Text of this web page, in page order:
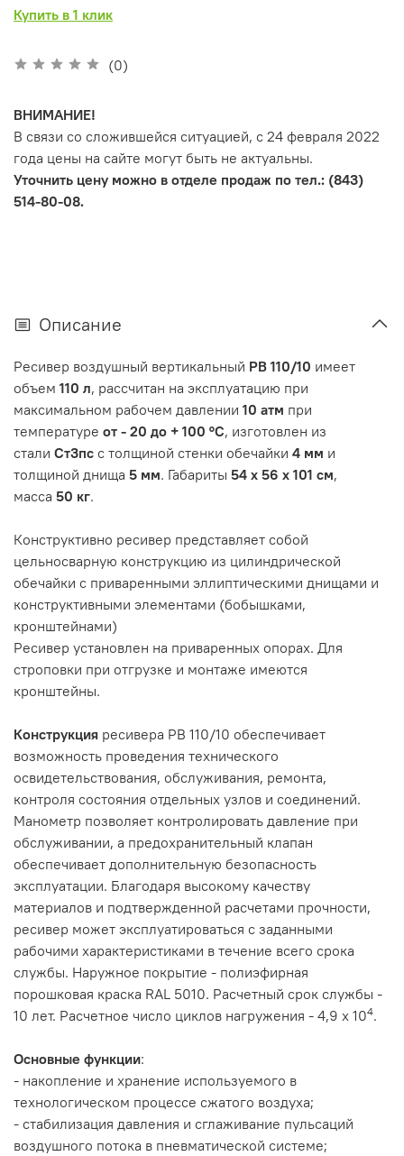
(0)
Купить в 1 клик
ВНИМАНИЕ!
В связи со сложившейся ситуацией, с 24 февраля 2022
года цены на сайте могут быть не актуальны.
Уточнить цену можно в отделе продаж по тел.: (843)
514-80-08.
Описание
Ресивер воздушный вертикальный РВ 110/10 имеет
объем 110 л, рассчитан на эксплуатацию при
максимальном рабочем давлении 10 атм при
температуре от - 20 до + 100 °C, изготовлен из
стали Ст3пс с толщиной стенки обечайки 4 мм и
толщиной днища 5 мм. Габариты 54 х 56 х 101 см,
масса 50 кг.
Конструктивно ресивер представляет собой
цельносварную конструкцию из цилиндрической
обечайки с приваренными эллиптическими днищами и
конструктивными элементами (бобышками,
кронштейнами)
Ресивер установлен на приваренных опорах. Для
строповки при отгрузке и монтаже имеются
кронштейны.
Конструкция ресивера РВ 110/10 обеспечивает
возможность проведения технического
освидетельствования, обслуживания, ремонта,
контроля состояния отдельных узлов и соединений.
Манометр позволяет контролировать давление при
обслуживании, а предохранительный клапан
обеспечивает дополнительную безопасность
эксплуатации. Благодаря высокому качеству
материалов и подтвержденной расчетами прочности,
ресивер может эксплуатироваться с заданными
рабочими характеристиками в течение всего срока
службы. Наружное покрытие - полиэфирная
порошковая краска RAL 5010. Расчетный срок службы -
10 лет. Расчетное число циклов нагружения - 4,9 х 104.
Основные функции:
- накопление и хранение используемого в
технологическом процессе сжатого воздуха;
- стабилизация давления и сглаживание пульсаций
воздушного потока в пневматической системе;